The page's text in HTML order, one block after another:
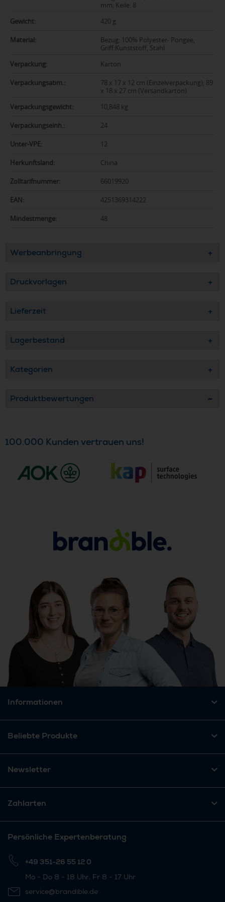
mm; Keile: 8
Gewicht:
420 g
Material:
Bezug: 100% Polyester- Pongee,
Griff:Kunststoff, Stahl
Verpackung:
Karton
Verpackungsabm.:
78 x 17 x 12 cm (Einzelverpackung); 89
x 18 x 27 cm (Versandkarton)
Verpackungsgewicht:
10,848 kg
Verpackungseinh.: 24
Unter-VPE: 12
Herkunftsland: China
Zolltarifnummer: 66019920
EAN: 4251369314222
Mindestmenge: 48
Werbeanbringung
Druckvorlagen
Lieferzeit
Lagerbestand
Kategorien
Produktbewertungen
100.000 Kunden vertrauen uns!
Informationen
Beliebte Produkte
Newsletter
Zahlarten
Persönliche Expertenberatung
+49 351-26 55 12 0
Mo - Do 8 - 18 Uhr, Fr 8 - 17 Uhr
service@brandible.de